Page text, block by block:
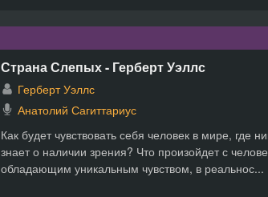
Страна Слепых - Герберт Уэллс
Герберт Уэллс
Анатолий Сагиттариус
Как будет чувствовать себя человек в мире, где
знает о наличии зрения? Что произойдет с
обладающим уникальным чувством, в реальнос...